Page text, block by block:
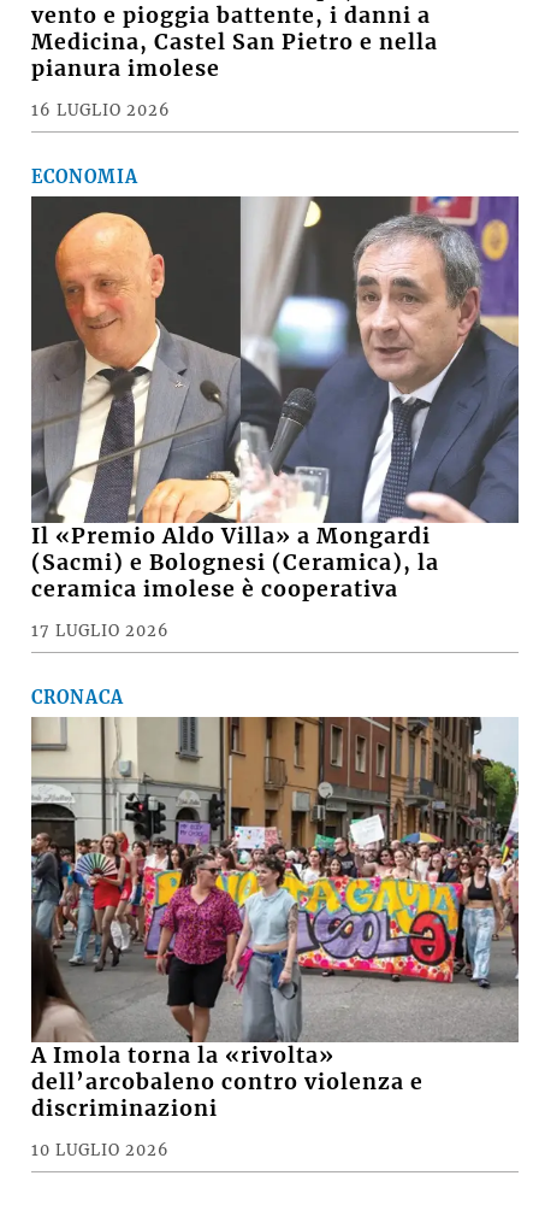
vento e pioggia battente, i danni a
Medicina, Castel San Pietro e nella
pianura imolese
16 LUGLIO 2026
ECONOMIA
Il «Premio Aldo Villa» a Mongardi
(Sacmi) e Bolognesi (Ceramica), la
ceramica imolese è cooperativa
17 LUGLIO 2026
CRONACA
A Imola torna la «rivolta»
dell’arcobaleno contro violenza e
discriminazioni
10 LUGLIO 2026